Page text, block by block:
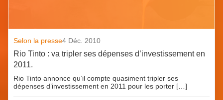
Selon la presse4 Déc. 2010
Rio Tinto : va tripler ses dépenses d’investissement en
2011.
Rio Tinto annonce qu’il compte quasiment tripler ses
dépenses d’investissement en 2011 pour les porter […]